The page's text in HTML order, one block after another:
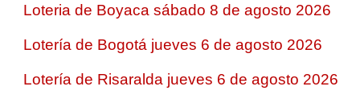
Loteria de Boyaca sábado 8 de agosto 2026
Lotería de Bogotá jueves 6 de agosto 2026
Lotería de Risaralda jueves 6 de agosto 2026